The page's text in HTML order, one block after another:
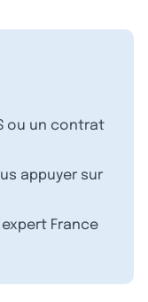
ou un contrat
appuyer sur
France